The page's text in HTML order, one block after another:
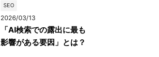
SEO
2026/03/13
「AI検索での露出に最も
影響がある要因」とは？